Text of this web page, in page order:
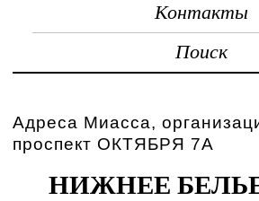
Контакты
Поиск
Адреса Миасса,
проспект ОКТЯБРЯ 7А
НИЖНЕЕ